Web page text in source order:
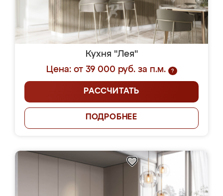
Кухня "Лея"
Цена: от 39 000 руб. за п.м.
?
РАССЧИТАТЬ
ПОДРОБНЕЕ